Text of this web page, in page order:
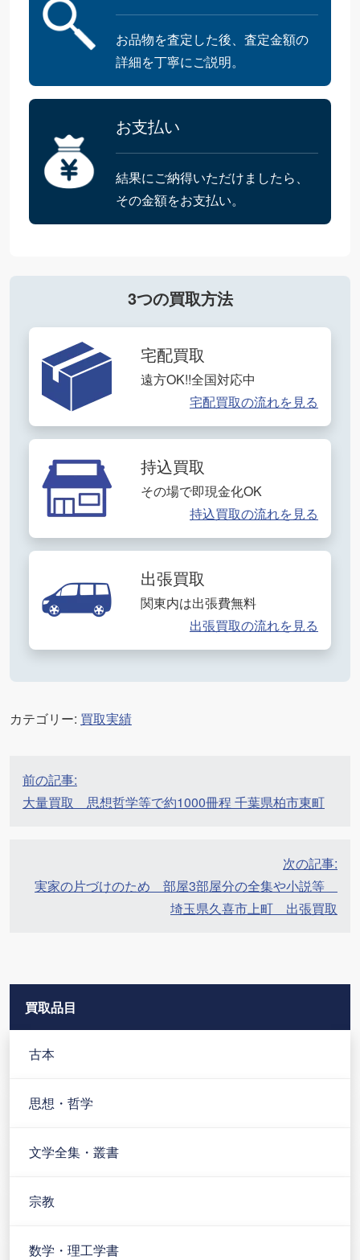
お品物を査定した後、査定金額の
詳細を丁寧にご説明。
お支払い
結果にご納得いただけましたら、
その金額をお支払い。
3つの買取方法
宅配買取
遠方OK!!全国対応中
宅配買取の流れを見る
持込買取
その場で即現金化OK
持込買取の流れを見る
出張買取
関東内は出張費無料
出張買取の流れを見る
カテゴリー: 買取実績
投
稿
ナ
前の記事:
大量買取 思想哲学等で約1000冊程 千葉県柏市東町
次の記事:
実家の片づけのため 部屋3部屋分の全集や小説等
埼玉県久喜市上町 出張買取
買取品目
古本
思想・哲学
文学全集・叢書
宗教
数学・理工学書